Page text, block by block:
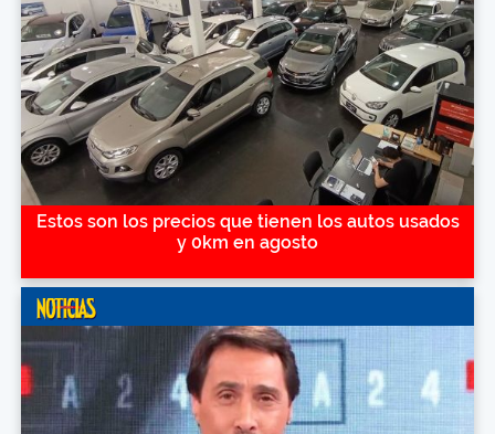
Estos son los precios que tienen los autos usados
y 0km en agosto